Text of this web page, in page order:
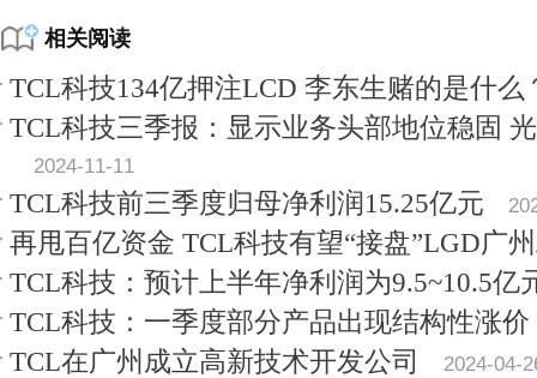
相关阅读
TCL科技134亿押注LCD 李东生赌的是什么
TCL科技三季报：显示业务头部地位稳固
2024-11-11
TCL科技前三季度归母净利润15.25亿元
再甩百亿资金 TCL科技有望“接盘”LGD广
TCL科技：预计上半年净利润为9.5~10.5亿
TCL科技：一季度部分产品出现结构性涨价
TCL在广州成立高新技术开发公司
2024-04-